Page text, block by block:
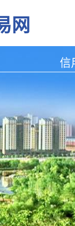
网
信